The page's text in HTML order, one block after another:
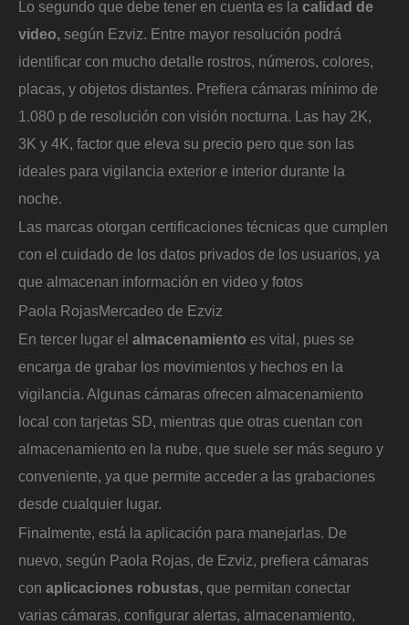
Lo segundo que debe tener en cuenta es la calidad de
video, según Ezviz. Entre mayor resolución podrá
identificar con mucho detalle rostros, números, colores,
placas, y objetos distantes. Prefiera cámaras mínimo de
1.080 p de resolución con visión nocturna. Las hay 2K,
3K y 4K, factor que eleva su precio pero que son las
ideales para vigilancia exterior e interior durante la
noche.
Las marcas otorgan certificaciones técnicas que cumplen
con el cuidado de los datos privados de los usuarios, ya
que almacenan información en video y fotos
Paola RojasMercadeo de Ezviz
En tercer lugar el almacenamiento es vital, pues se
encarga de grabar los movimientos y hechos en la
vigilancia. Algunas cámaras ofrecen almacenamiento
local con tarjetas SD, mientras que otras cuentan con
almacenamiento en la nube, que suele ser más seguro y
conveniente, ya que permite acceder a las grabaciones
desde cualquier lugar.
Finalmente, está la aplicación para manejarlas. De
nuevo, según Paola Rojas, de Ezviz, prefiera cámaras
con aplicaciones robustas, que permitan conectar
varias cámaras, configurar alertas, almacenamiento,